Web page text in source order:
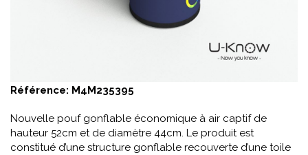
Référence: M4M235395
Nouvelle pouf gonflable économique à air captif de
hauteur 52cm et de diamètre 44cm. Le produit est
constitué d’une structure gonflable recouverte d’une toile